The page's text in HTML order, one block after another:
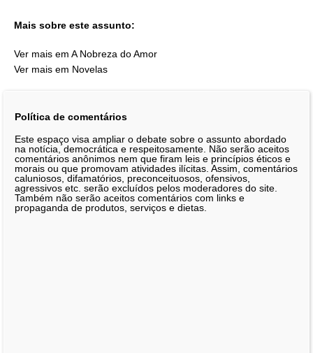
Mais sobre este assunto:
Ver mais em A Nobreza do Amor
Ver mais em Novelas
Política de comentários
Este espaço visa ampliar o debate sobre o assunto abordado
na notícia, democrática e respeitosamente. Não serão aceitos
comentários anônimos nem que firam leis e princípios éticos e
morais ou que promovam atividades ilícitas. Assim, comentários
caluniosos, difamatórios, preconceituosos, ofensivos,
agressivos etc. serão excluídos pelos moderadores do site.
Também não serão aceitos comentários com links e
propaganda de produtos, serviços e dietas.